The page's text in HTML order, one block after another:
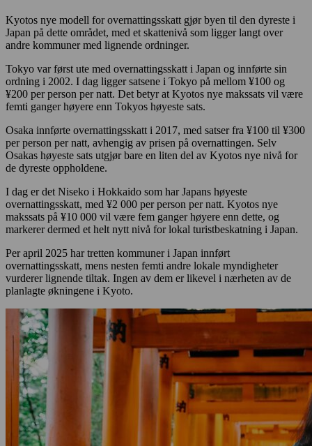
Kyotos nye modell for overnattingsskatt gjør byen til den dyreste i
Japan på dette området, med et skattenivå som ligger langt over
andre kommuner med lignende ordninger.
Tokyo var først ute med overnattingsskatt i Japan og innførte sin
ordning i 2002. I dag ligger satsene i Tokyo på mellom ¥100 og
¥200 per person per natt. Det betyr at Kyotos nye makssats vil være
femti ganger høyere enn Tokyos høyeste sats.
Osaka innførte overnattingsskatt i 2017, med satser fra ¥100 til ¥300
per person per natt, avhengig av prisen på overnattingen. Selv
Osakas høyeste sats utgjør bare en liten del av Kyotos nye nivå for
de dyreste oppholdene.
I dag er det Niseko i Hokkaido som har Japans høyeste
overnattingsskatt, med ¥2 000 per person per natt. Kyotos nye
makssats på ¥10 000 vil være fem ganger høyere enn dette, og
markerer dermed et helt nytt nivå for lokal turistbeskatning i Japan.
Per april 2025 har tretten kommuner i Japan innført
overnattingsskatt, mens nesten femti andre lokale myndigheter
vurderer lignende tiltak. Ingen av dem er likevel i nærheten av de
planlagte økningene i Kyoto.